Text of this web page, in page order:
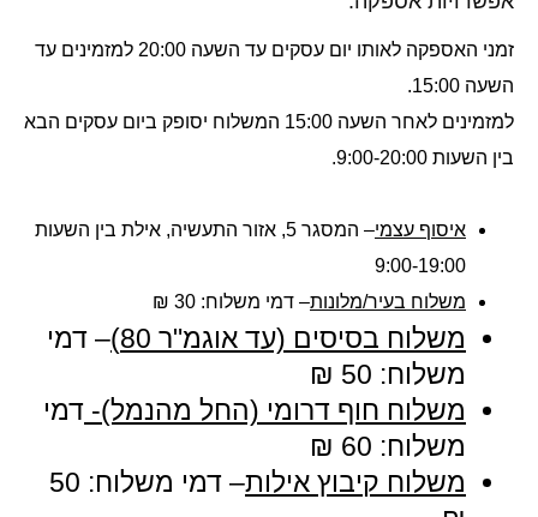
זמני האספקה לאותו יום עסקים עד השעה 20:00 למזמינים עד
השעה 15:00.
למזמינים לאחר השעה 15:00 המשלוח יסופק ביום עסקים הבא
בין השעות 9:00-20:00.
איסוף עצמי
– המסגר 5, אזור התעשיה, אילת בין השעות
9:00-19:00
משלוח בעיר/מלונות– דמי משלוח: 30 ₪
משלוח בסיסים (עד אוגמ"ר 80) – דמי
משלוח:
משלוח חוף דרומי (החל מהנמל)- דמי
משלוח:
משלוח קיבוץ אילות– דמי משלוח: 50